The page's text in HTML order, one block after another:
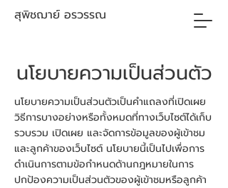
สุพิชฌาย์ อรวรรณ
นโยบายความเป็นส่วนตัว
นโยบายความเป็นส่วนตัวเป็นคำแถลงที่เปิดเผย
วิธีการบางอย่างหรือทั้งหมดที่ทางเว็บไซต์ได้เก็บ
รวบรวม เปิดเผย และจัดการข้อมูลของผู้เข้าชม
และลูกค้าของเว็บไซต์ นโยบายนี้เป็นไปเพื่อการ
ดำเนินการตามข้อกำหนดด้านกฎหมายในการ
ปกป้องความเป็นส่วนตัวของผู้เข้าชมหรือลูกค้า